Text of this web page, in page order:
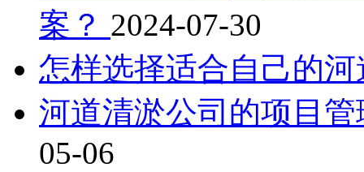
案？ 2024-07-30
怎样选择适合自己的
河道清淤公司的项目
05-06